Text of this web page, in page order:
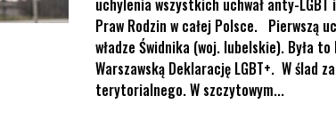
Praw Rodzin w całej Polsce. Pierwszą
władze Świdnika (woj. lubelskie). Była
Warszawską Deklarację LGBT+. W ślad
terytorialnego. W szczytowym...